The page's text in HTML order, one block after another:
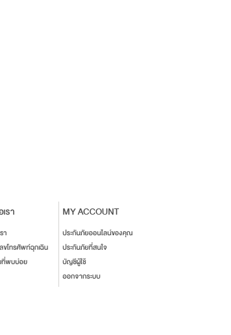
รา
า
ขโทรศัพท์ฉุกเฉิน
ที่พบบ่อย
MY ACCOUNT
ประกันภัยออนไลน์ของคุณ
ประกันภัยที่สนใจ
บัญชีผู้ใช้
ออกจากระบบ